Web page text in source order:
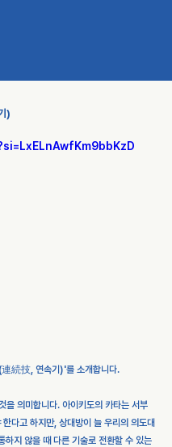
)
連続技, 연속기)'를 소개합니다.
을 의미합니다. 아이키도의 카타는 서부
다고 하지만, 상대방이 늘 우리의 의도대
하지 않을 때 다른 기술로 전환할 수 있는